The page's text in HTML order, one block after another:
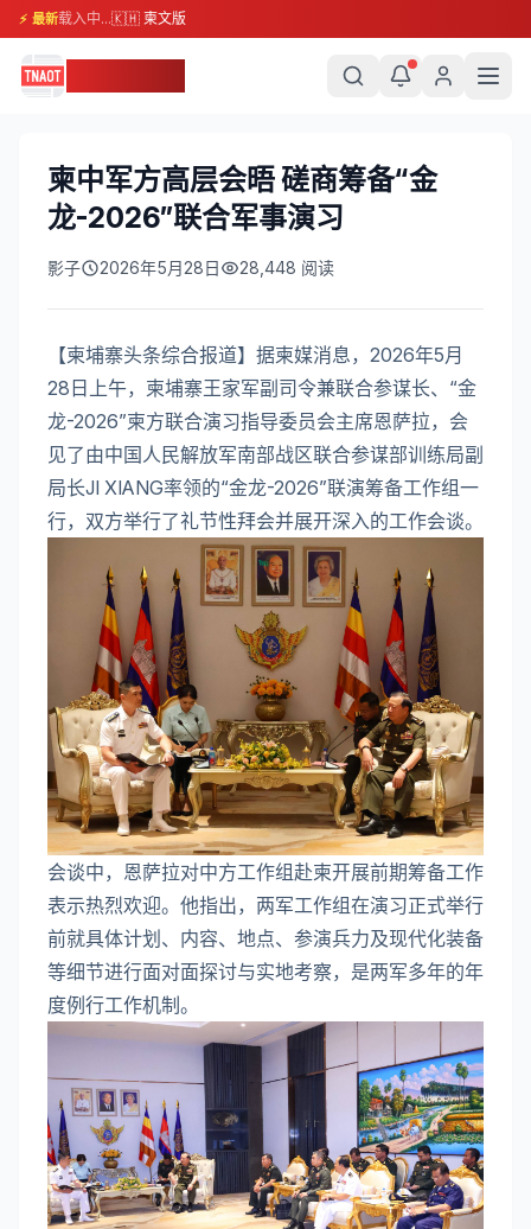
⚡ 最新载入中...🇰🇭 柬文版
柬中军方高层会晤 磋商筹备“金
龙-2026”联合军事演习
影子 2026年5月28日 28,448 阅读
【柬埔寨头条综合报道】据柬媒消息，2026年5月
28日上午，柬埔寨王家军副司令兼联合参谋长、“金
龙-2026”柬方联合演习指导委员会主席恩萨拉，会
见了由中国人民解放军南部战区联合参谋部训练局副
局长JI XIANG率领的“金龙-2026”联演筹备工作组一
行，双方举行了礼节性拜会并展开深入的工作会谈。
会谈中，恩萨拉对中方工作组赴柬开展前期筹备工作
表示热烈欢迎。他指出，两军工作组在演习正式举行
前就具体计划、内容、地点、参演兵力及现代化装备
等细节进行面对面探讨与实地考察，是两军多年的年
度例行工作机制。